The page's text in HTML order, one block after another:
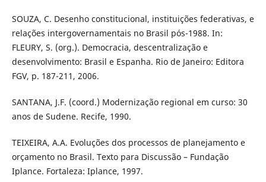
SOUZA, C. Desenho constitucional, instituições federativas, e
relações intergovernamentais no Brasil pós-1988. In:
FLEURY, S. (org.). Democracia, descentralização e
desenvolvimento: Brasil e Espanha. Rio de Janeiro: Editora
FGV, p. 187-211, 2006.
SANTANA, J.F. (coord.) Modernização regional em curso: 30
anos de Sudene. Recife, 1990.
TEIXEIRA, A.A. Evoluções dos processos de planejamento e
orçamento no Brasil. Texto para Discussão – Fundação
Iplance. Fortaleza: Iplance, 1997.